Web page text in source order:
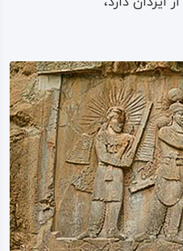
با دست راستش حلقه
و حرکتی سمبلیک و نمادین
به سرزمین ایران و فرمانروای
بلند است و شلواری چین خورده
طراحی شده اند. پادشاه تاج
تصویر، هلال ماه(نماد الهه